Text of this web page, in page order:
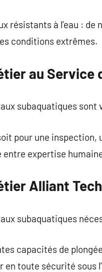
résistants à l’eau :
conditions extrêmes.
au
subaquatiques
pour une
entre expertise
Alliant
subaquatiques
capacités de
en toute sécurité sous